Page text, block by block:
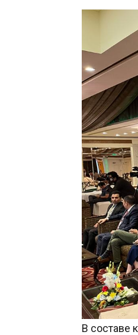
В составе